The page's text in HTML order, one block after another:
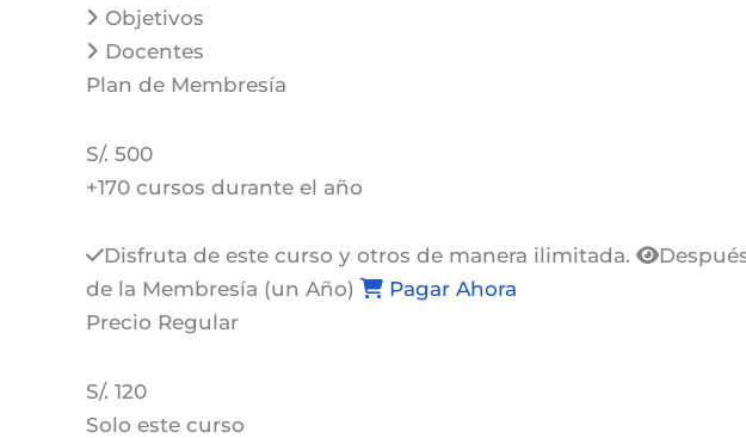
Objetivos
Docentes
Plan de Membresía
S/. 500
+170 cursos durante el año
Disfruta de este curso y otros de manera ilimitada.
de la Membresía (un Año)
Pagar Ahora
Precio Regular
S/. 120
Solo este curso